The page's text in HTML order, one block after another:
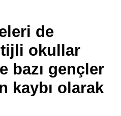
de
okullar
bazı gençler
kaybı olarak